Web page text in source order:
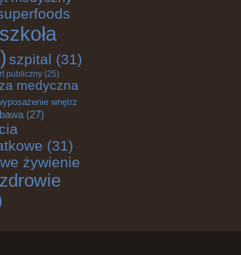
szkoła
szpital (31)
publiczny (25)
medyczna
wnętrz
(27)
(31)
żywienie
zdrowie